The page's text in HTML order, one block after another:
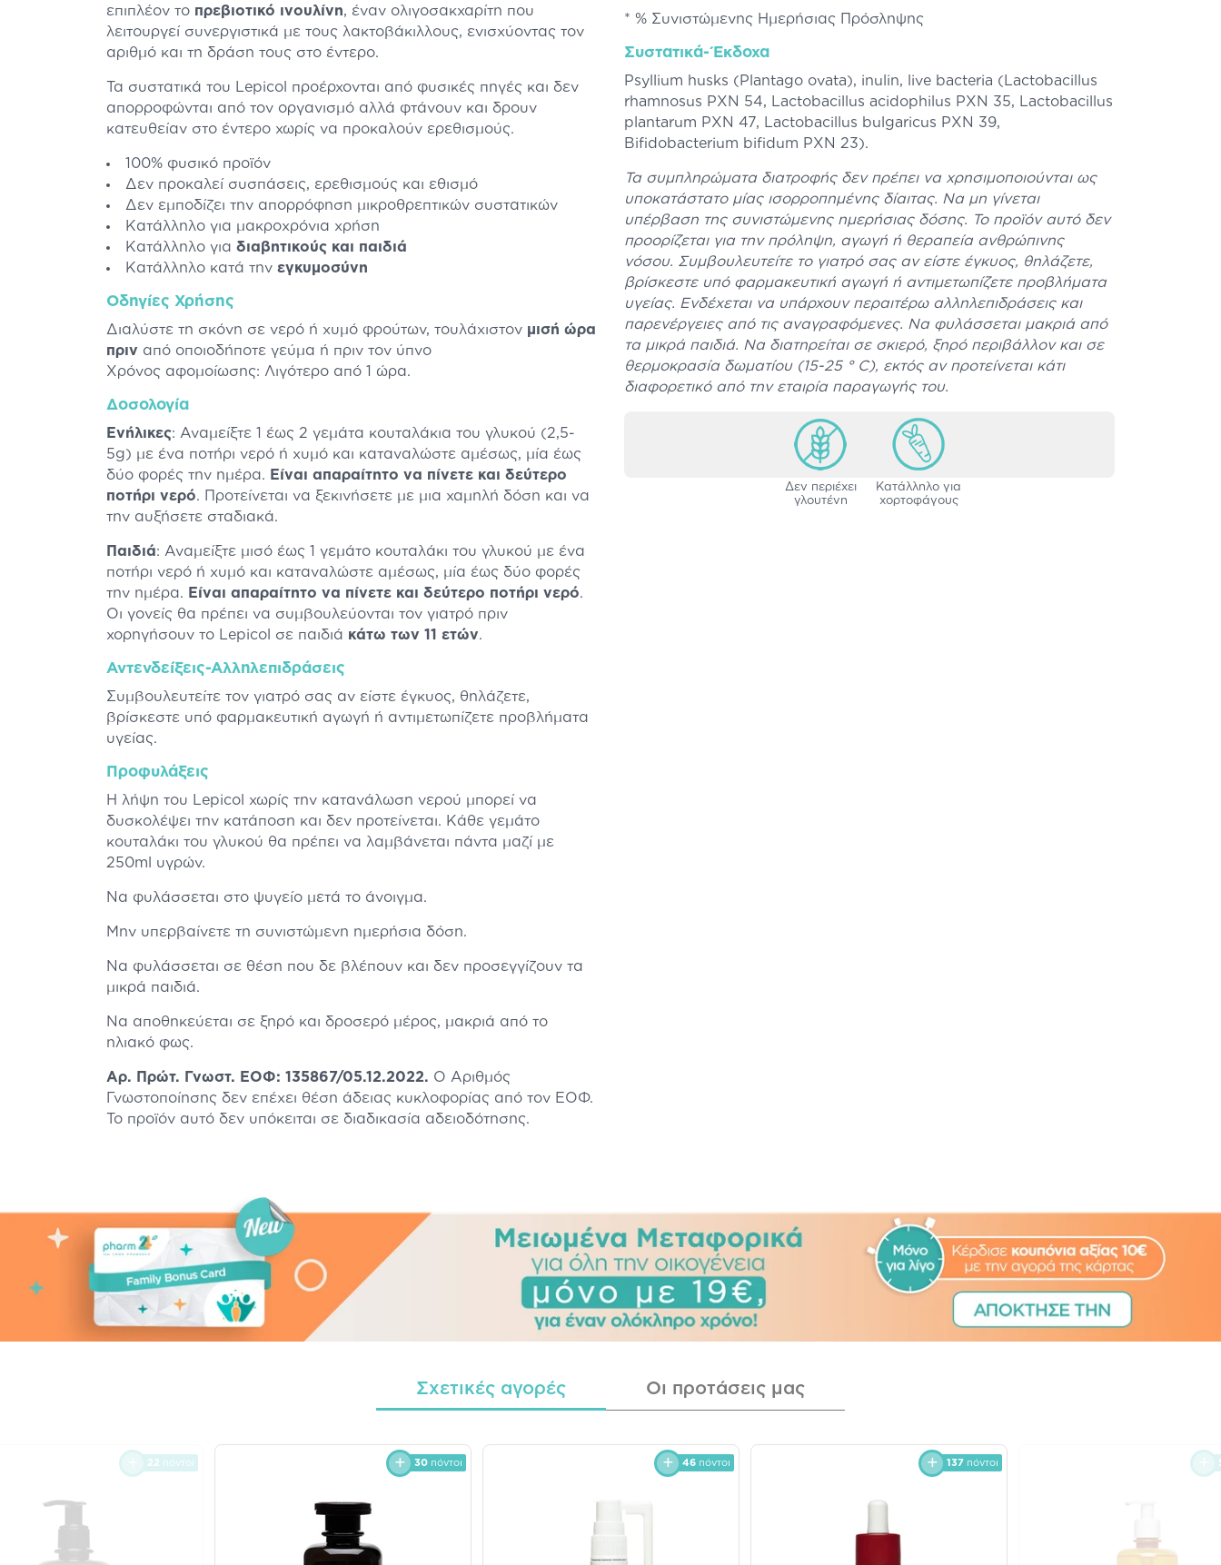
επιπλέον το πρεβιοτικό ινουλίνη, έναν ολιγοσακχαρίτη που
λειτουργεί συνεργιστικά με τους λακτοβάκιλλους, ενισχύοντας τον
αριθμό και τη δράση τους στο έντερο.
Τα συστατικά του Lepicol προέρχονται από φυσικές πηγές και δεν
απορροφώνται από τον οργανισμό αλλά φτάνουν και δρουν
κατευθείαν στο έντερο χωρίς να προκαλούν ερεθισμούς.
100% φυσικό προϊόν
Δεν προκαλεί συσπάσεις, ερεθισμούς και εθισμό
Δεν εμποδίζει την απορρόφηση μικροθρεπτικών συστατικών
Κατάλληλο για μακροχρόνια χρήση
Κατάλληλο για διαβητικούς και παιδιά
Κατάλληλο κατά την εγκυμοσύνη
Οδηγίες Χρήσης
Διαλύστε τη σκόνη σε νερό ή χυμό φρούτων, τουλάχιστον μισή ώρα
πριν από οποιοδήποτε γεύμα ή πριν τον ύπνο
Χρόνος αφομοίωσης: Λιγότερο από 1 ώρα.
Δοσολογία
Ενήλικες: Αναμείξτε 1 έως 2 γεμάτα κουταλάκια του γλυκού (2,5-
5g) με ένα ποτήρι νερό ή χυμό και καταναλώστε αμέσως, μία έως
δύο φορές την ημέρα. Είναι απαραίτητο να πίνετε και δεύτερο
ποτήρι νερό. Προτείνεται να ξεκινήσετε με μια χαμηλή δόση και να
την αυξήσετε σταδιακά.
Παιδιά: Αναμείξτε μισό έως 1 γεμάτο κουταλάκι του γλυκού με ένα
ποτήρι νερό ή χυμό και καταναλώστε αμέσως, μία έως δύο φορές
την ημέρα. Είναι απαραίτητο να πίνετε και δεύτερο ποτήρι νερό.
Οι γονείς θα πρέπει να συμβουλεύονται τον γιατρό πριν
χορηγήσουν το Lepicol σε παιδιά κάτω των 11 ετών.
Αντενδείξεις-Αλληλεπιδράσεις
Συμβουλευτείτε τον γιατρό σας αν είστε έγκυος, θηλάζετε,
βρίσκεστε υπό φαρμακευτική αγωγή ή αντιμετωπίζετε προβλήματα
υγείας.
Προφυλάξεις
Η λήψη του Lepicol χωρίς την κατανάλωση νερού μπορεί να
δυσκολέψει την κατάποση και δεν προτείνεται. Κάθε γεμάτο
κουταλάκι του γλυκού θα πρέπει να λαμβάνεται πάντα μαζί με
250ml υγρών.
Να φυλάσσεται στο ψυγείο μετά το άνοιγμα.
Μην υπερβαίνετε τη συνιστώμενη ημερήσια δόση.
Να φυλάσσεται σε θέση που δε βλέπουν και δεν προσεγγίζουν τα
μικρά παιδιά.
Να αποθηκεύεται σε ξηρό και δροσερό μέρος, μακριά από το
ηλιακό φως.
Αρ. Πρώτ. Γνωστ. ΕΟΦ: 135867/05.12.2022. Ο Αριθμός
Γνωστοποίησης δεν επέχει θέση άδειας κυκλοφορίας από τον ΕΟΦ.
Το προϊόν αυτό δεν υπόκειται σε διαδικασία αδειοδότησης.
* % Συνιστώμενης Ημερήσιας Πρόσληψης
Συστατικά-Έκδοχα
Psyllium husks (Plantago ovata), inulin, live bacteria (Lactobacillus
rhamnosus PXN 54, Lactobacillus acidophilus PXN 35, Lactobacillus
plantarum PXN 47, Lactobacillus bulgaricus PXN 39,
Bifidobacterium bifidum PXN 23).
Τα συμπληρώματα διατροφής δεν πρέπει να χρησιμοποιούνται ως
υποκατάστατο μίας ισορροπημένης δίαιτας. Να μη γίνεται
υπέρβαση της συνιστώμενης ημερήσιας δόσης. Το προϊόν αυτό δεν
προορίζεται για την πρόληψη, αγωγή ή θεραπεία ανθρώπινης
νόσου. Συμβουλευτείτε το γιατρό σας αν είστε έγκυος, θηλάζετε,
βρίσκεστε υπό φαρμακευτική αγωγή ή αντιμετωπίζετε προβλήματα
υγείας. Ενδέχεται να υπάρχουν περαιτέρω αλληλεπιδράσεις και
παρενέργειες από τις αναγραφόμενες. Να φυλάσσεται μακριά από
τα μικρά παιδιά. Να διατηρείται σε σκιερό, ξηρό περιβάλλον και σε
θερμοκρασία δωματίου (15-25 ° C), εκτός αν προτείνεται κάτι
διαφορετικό από την εταιρία παραγωγής του.
Δεν περιέχει
γλουτένη
Κατάλληλο για
χορτοφάγους
Σχετικές αγορές Οι προτάσεις μας
22 πόντοι 30 πόντοι 46 πόντοι 137 πόντοι